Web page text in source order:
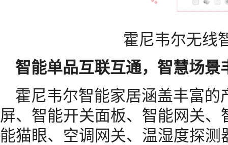
霍尼韦尔无线
智能单品互联互通，智慧场景
霍尼韦尔智能家居涵盖丰富的
屏、智能开关面板、智能网关
能猫眼、空调网关、温湿度探